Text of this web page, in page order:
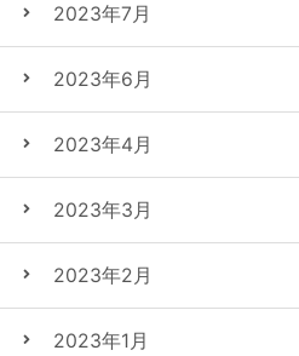
2023年7月
2023年6月
2023年4月
2023年3月
2023年2月
2023年1月